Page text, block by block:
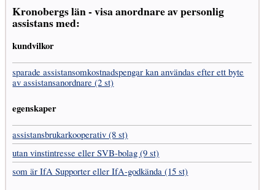
Kronobergs län - visa anordnare av personlig
assistans med:
kundvilkor
sparade assistans­omkostnads­pengar kan användas efter ett byte
av assistans­anordnare (2 st)
egenskaper
assistans­brukar­kooperativ (8 st)
utan vinst­intresse eller SVB-bolag (9 st)
som är IfA Supporter eller IfA-godkända (15 st)